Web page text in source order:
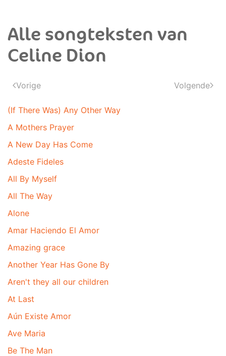
Alle songteksten van
Celine Dion
Vorige Volgende
(If There Was) Any Other Way
A Mothers Prayer
A New Day Has Come
Adeste Fideles
All By Myself
All The Way
Alone
Amar Haciendo El Amor
Amazing grace
Another Year Has Gone By
Aren't they all our children
At Last
Aún Existe Amor
Ave Maria
Be The Man